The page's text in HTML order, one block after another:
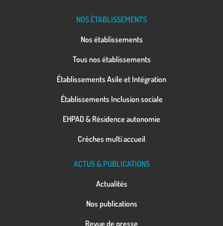
NOS ÉTABLISSEMENTS
Nos établissements
Tous nos établissements
Établissements Asile et Intégration
Établissements Inclusion sociale
EHPAD & Résidence autonomie
Crèches multi accueil
ACTUS & PUBLICATIONS
Actualités
Nos publications
Revue de presse